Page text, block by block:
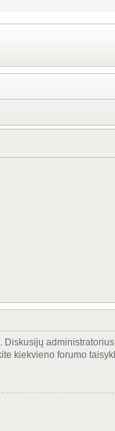
kiekvieno forumo